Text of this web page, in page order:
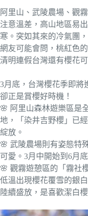
阿里山、武陵農場、觀
注意溫差，高山地區易
寒。突如其來的冷氣團
網友可能會問，桃紅色
清明連假台灣還有櫻花可
3月底，台灣櫻花季即將
卻正是賞櫻好時機！
🌸 阿里山森林遊樂區是
地，「染井吉野櫻」已
綻放。
🌸 武陵農場則有姿態特
可愛。3月中開始到6月
🌸 觀霧遊憩區的「霧社
低溫出現櫻花覆雪的銀
陸續盛放，是喜歡潔白